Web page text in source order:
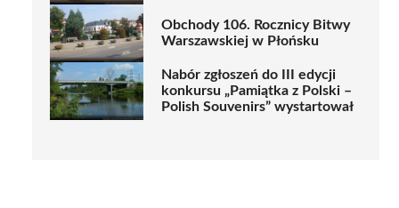
Obchody 106. Rocznicy Bitwy
Warszawskiej w Płońsku
Nabór zgłoszeń do III edycji
konkursu „Pamiątka z Polski –
Polish Souvenirs” wystartował